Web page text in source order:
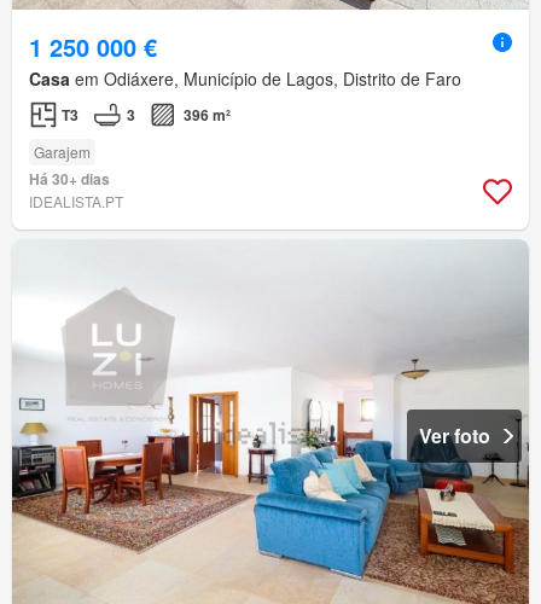
1 250 000 €
Casa em Odiáxere, Município de Lagos, Distrito de Faro
T3 3 396 m²
Garajem
Há 30+ dias
IDEALISTA.PT
Ver foto